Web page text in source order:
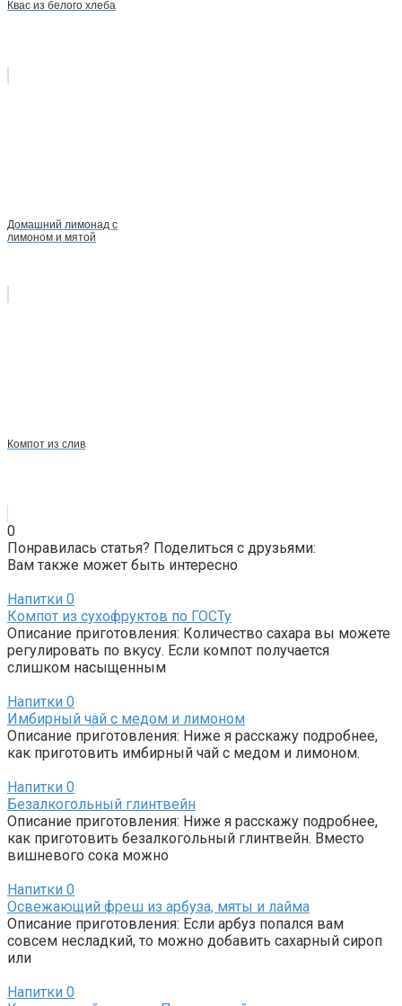
Квас из белого хлеба
Домашний лимонад с
лимоном и мятой
Компот из слив
0
Понравилась статья? Поделиться с друзьями:
Вам также может быть интересно
Напитки 0
Компот из сухофруктов по ГОСТу
Описание приготовления: Количество сахара вы можете
регулировать по вкусу. Если компот получается
слишком насыщенным
Напитки 0
Имбирный чай с медом и лимоном
Описание приготовления: Ниже я расскажу подробнее,
как приготовить имбирный чай с медом и лимоном.
Напитки 0
Безалкогольный глинтвейн
Описание приготовления: Ниже я расскажу подробнее,
как приготовить безалкогольный глинтвейн. Вместо
вишневого сока можно
Напитки 0
Освежающий фреш из арбуза, мяты и лайма
Описание приготовления: Если арбуз попался вам
совсем несладкий, то можно добавить сахарный сироп
или
Напитки 0